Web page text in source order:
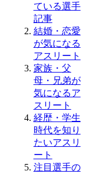
ている選手
記事
結婚・恋愛
が気になる
アスリート
家族・父
母・兄弟が
気になるア
スリート
経歴・学生
時代を知り
たいアスリ
ート
注目選手の